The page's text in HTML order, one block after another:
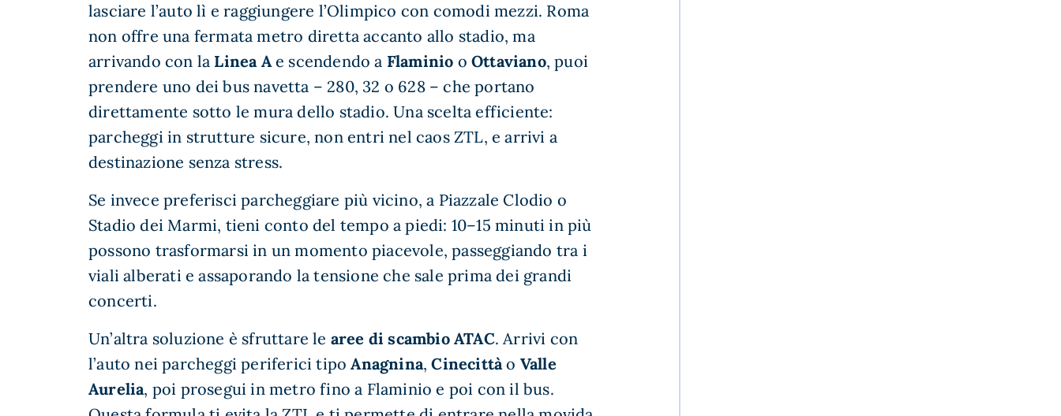
lasciare l’auto lì e raggiungere l’Olimpico con comodi mezzi. Roma
non offre una fermata metro diretta accanto allo stadio, ma
arrivando con la Linea Ae scendendo a Flaminio oOttaviano, puoi
prendere uno dei bus navetta – 280, 32 o 628 – che portano
direttamente sotto le mura dello stadio. Una scelta efficiente:
parcheggi in strutture sicure, non entri nel caos ZTL, e arrivi a
destinazione senza stress.
Se invece preferisci parcheggiare più vicino, a Piazzale Clodio o
Stadio dei Marmi, tieni conto del tempo a piedi: 10–15 minuti in più
possono trasformarsi in un momento piacevole, passeggiando tra i
viali alberati e assaporando la tensione che sale prima dei grandi
concerti.
Un’altra soluzione è sfruttare le aree di scambio ATAC. Arrivi con
l’auto nei parcheggi periferici tipoAnagnina,Cinecittào Valle
Aurelia, poi prosegui in metro fino a Flaminio e poi con il bus.